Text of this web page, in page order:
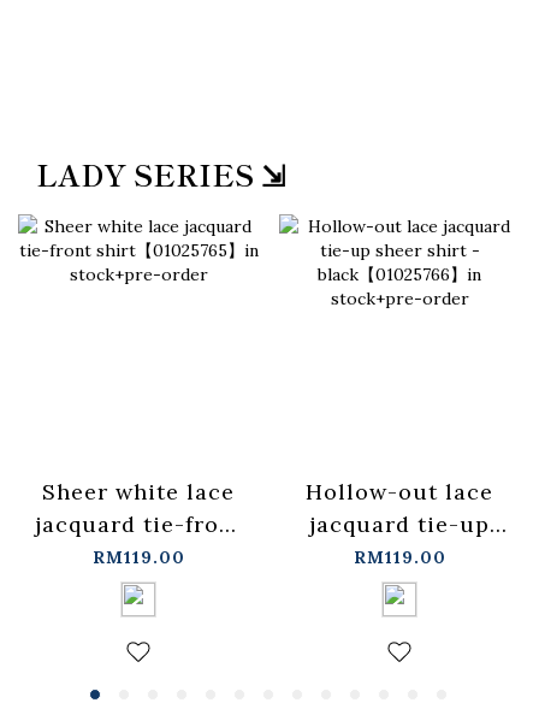
LADY SERIES ⇲
Sheer white lace
jacquard tie-front
shirt【01025765】
in stock+pre-order
RM119.00
Hollow-out lace
jacquard tie-up
sheer shirt -
black【01025766】
in stock+pre-order
RM119.00